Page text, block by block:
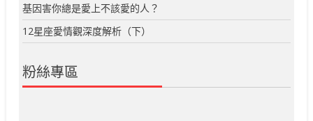
基因害你總是愛上不該愛的人？
12星座愛情觀深度解析（下）
粉絲專區